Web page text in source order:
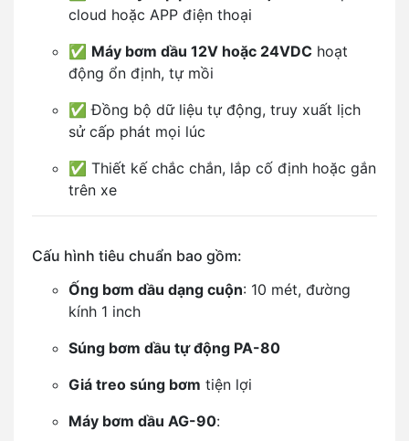
cloud hoặc APP điện thoại
✅ Máy bơm dầu 12V hoặc 24VDC hoạt
động ổn định, tự mồi
✅ Đồng bộ dữ liệu tự động, truy xuất lịch
sử cấp phát mọi lúc
✅ Thiết kế chắc chắn, lắp cố định hoặc gắn
trên xe
Cấu hình tiêu chuẩn bao gồm:
Ống bơm dầu dạng cuộn: 10 mét, đường
kính 1 inch
Súng bơm dầu tự động PA-80
Giá treo súng bơm tiện lợi
Máy bơm dầu AG-90: